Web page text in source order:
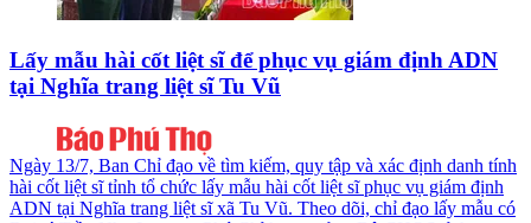
Lấy mẫu hài cốt liệt sĩ để phục vụ giám định ADN
tại Nghĩa trang liệt sĩ Tu Vũ
Ngày 13/7, Ban Chỉ đạo về tìm kiếm, quy tập và xác định danh tính
hài cốt liệt sĩ tỉnh tổ chức lấy mẫu hài cốt liệt sĩ phục vụ giám định
ADN tại Nghĩa trang liệt sĩ xã Tu Vũ. Theo dõi, chỉ đạo lấy mẫu có